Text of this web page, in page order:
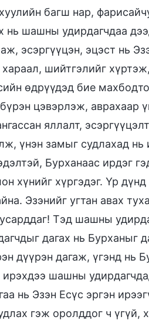
багш нар,
нь шашны удирдагчдаа
эсэргүүцэн, эцэст нь
шийтгэлийг
өдрүүдэд бие
цэвэрлэж,
яллалт,
үнэн замыг судлахад
Бурханаас ирдэг
хүнийг хүргэдэг. Үр
Эзэнийг угтан авах
Тэд шашны
дагах нь Бурханыг
дүүрэн дагаж, үгэнд нь
шашны
нь Эзэн Есүс эргэн
гэж оролддог ч үгүй,